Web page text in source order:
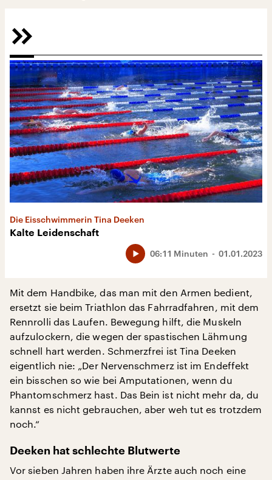
Die Eisschwimmerin Tina Deeken
Kalte Leidenschaft
01.01.2023
06:11 Minuten
Mit dem Handbike, das man mit den Armen bedient,
ersetzt sie beim Triathlon das Fahrradfahren, mit dem
Rennrolli das Laufen. Bewegung hilft, die Muskeln
aufzulockern, die wegen der spastischen Lähmung
schnell hart werden. Schmerzfrei ist Tina Deeken
eigentlich nie: „Der Nervenschmerz ist im Endeffekt
ein bisschen so wie bei Amputationen, wenn du
Phantomschmerz hast. Das Bein ist nicht mehr da, du
kannst es nicht gebrauchen, aber weh tut es trotzdem
noch.“
Deeken hat schlechte Blutwerte
Vor sieben Jahren haben ihre Ärzte auch noch eine